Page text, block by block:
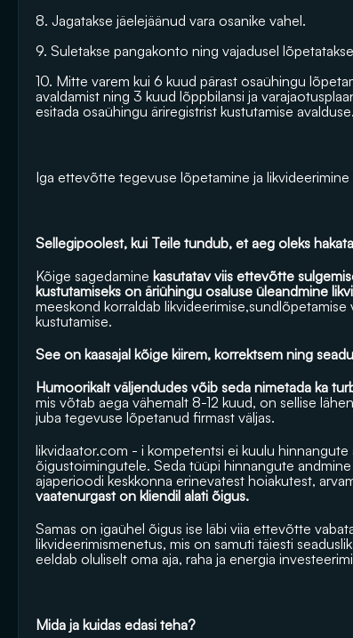
8. Jagatakse jäelejäänud vara osanike vahel.
9. Suletakse pangakonto ning vajadusel
10. Mitte varem kui 6 kuud pärast osaühingu
avaldamist ning 3 kuud lõppbilansi ja
esitada osaühingu äriregistrist kustutamise avalduse.
Iga ettevõtte tegevuse lõpetamine ja
Sellegipoolest, kui Teile tundub, et aeg oleks
Kõige sagedamine kasutatav viis ettevõtte
kustutamiseks on äriühingu osaluse üleandmine
meeskond korraldab
kustutamise.
See on kaasajal kõige kiirem, korrektsem ning
Humoorikalt väljendudes võib seda nimetada ka
mis võtab aega vähemalt 8-12 kuud, on sellise
juba tegevuse lõpetanud firmast väljas.
likvidaator.com - i kompetentsi ei kuulu hinnangute
õigustoimingutele. Seda tüüpi hinnangute
ajaperioodi keskkonna erinevatest hoiakutest,
vaatenurgast on kliendil alati õigus.
Samas on igaühel õigus ise läbi viia ettevõtte
likvideerimismenetus, mis on samuti täiesti
eeldab oluliselt oma aja, raha ja energia
Mida ja kuidas edasi teha?